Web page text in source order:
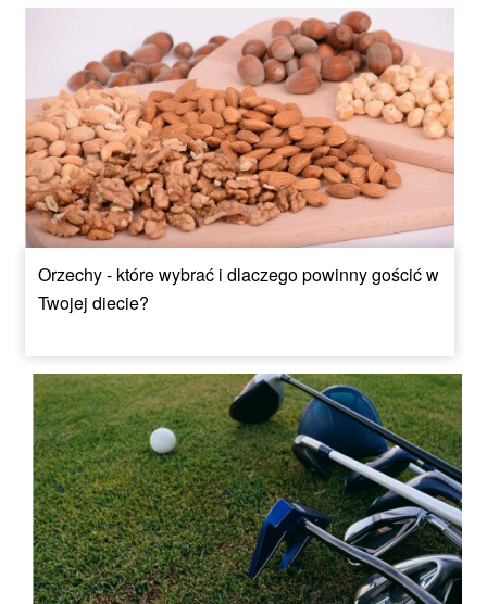
Orzechy - które wybrać i dlaczego powinny gościć w
Twojej diecie?